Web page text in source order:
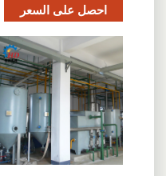
احصل على السعر